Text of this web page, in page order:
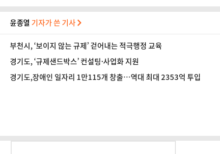
윤종열 기자가 쓴 기사
부천시, ‘보이지 않는 규제’ 걷어내는 적극행정 교육
경기도, ‘규제샌드박스’ 컨설팅·사업화 지원
경기도,장애인 일자리 1만115개 창출…역대 최대 2353억 투입